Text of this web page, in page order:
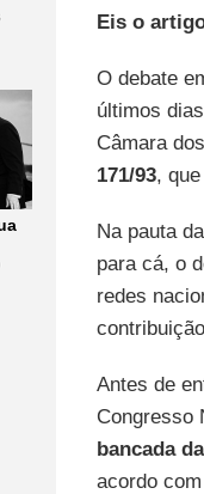
Eis o
O debate
últimos
Câmara
171/93,
Na pauta da
para cá, o
redes
Antes de
Congresso
bancada
acordo